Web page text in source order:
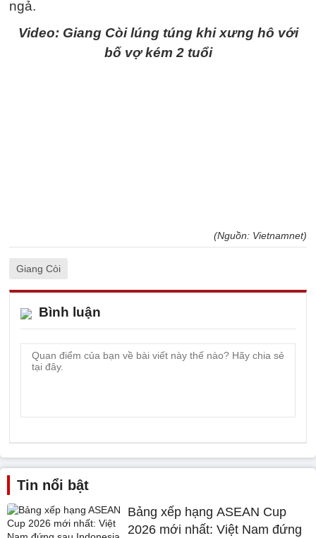
ngả.
Video: Giang Còi lúng túng khi xưng hô với
bố vợ kém 2 tuổi
(Nguồn: Vietnamnet)
Giang Còi
Bình luận
Tin nổi bật
Bảng xếp hạng ASEAN Cup
2026 mới nhất: Việt Nam đứng